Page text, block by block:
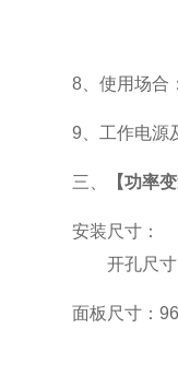
8 、使用场
9 、工作电
三、 【功率
安装尺寸：
开孔尺
面板尺寸：